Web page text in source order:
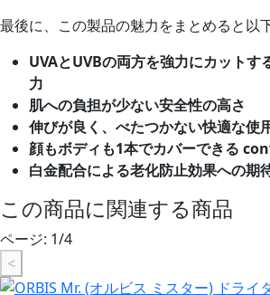
最後に、この製品の魅力をまとめると以
UVAとUVBの両方を強力にカットす
力
肌への負担が少ない安全性の高さ
伸びが良く、べたつかない快適な使
顔もボディも1本でカバーできる
白金配合による老化防止効果への期
この商品に関連する商品
ページ: 1/4
<